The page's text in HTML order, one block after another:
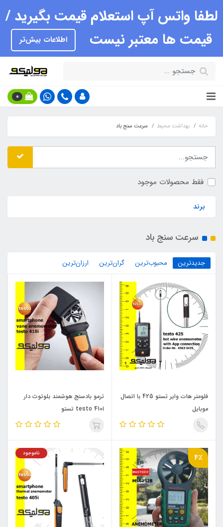
لطفا واتس آپ استعلام قیمت بگیرید /
قیمت ها معتبر نیست
اطلاعات بیش‌تر
0
خانه بهداشت محیط سرعت سنج باد
فقط محصولات موجود
برند
سرعت سنج باد
جدیدترین محبوب‌ترین گران‌ترین ارزان‌ترین
فلومتر هات وایر تستو 425 با اتصال
موبایل
ترمو بادسنج هوشمند بلوتوث دار
testo 410i تستو
4٪ ناموجود